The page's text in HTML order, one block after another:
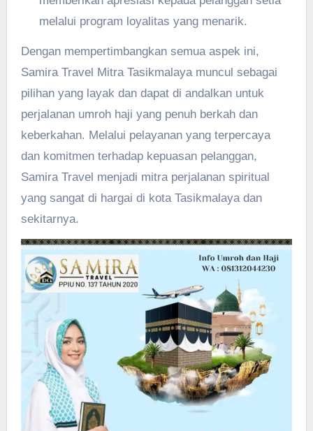
melalui program loyalitas yang menarik.
Dengan mempertimbangkan semua aspek ini,
Samira Travel Mitra Tasikmalaya muncul sebagai
pilihan yang layak dan dapat di andalkan untuk
perjalanan umroh haji yang penuh berkah dan
keberkahan. Melalui pelayanan yang terpercaya
dan komitmen terhadap kepuasan pelanggan,
Samira Travel menjadi mitra perjalanan spiritual
yang sangat di hargai di kota Tasikmalaya dan
sekitarnya.